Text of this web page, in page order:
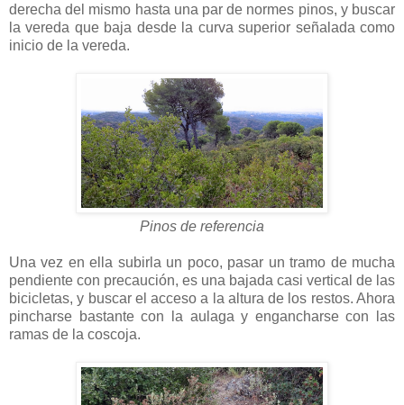
derecha del mismo hasta una par de normes pinos, y buscar
la vereda que baja desde la curva superior señalada como
inicio de la vereda.
Pinos de referencia
Una vez en ella subirla un poco, pasar un tramo de mucha
pendiente con precaución, es una bajada casi vertical de las
bicicletas, y buscar el acceso a la altura de los restos. Ahora
pincharse bastante con la aulaga y engancharse con las
ramas de la coscoja.